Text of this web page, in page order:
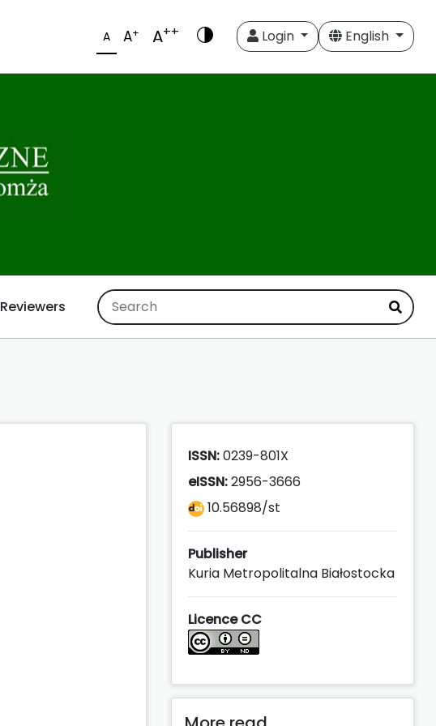
A A+ A++ Login English
Reviewers
ISSN:0239-801X
eISSN:2956-3666
10.56898/st
Publisher
Kuria Metropolitalna Białostocka
Licence CC